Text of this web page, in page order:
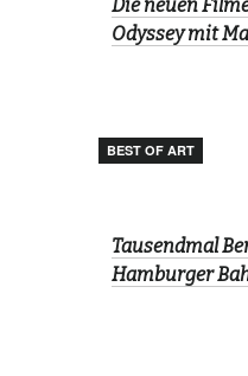
Die neuen
Odyssey mit
BEST OF ART
Tausendmal
Hamburger